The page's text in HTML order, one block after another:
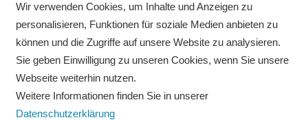
Wir verwenden Cookies, um Inhalte und Anzeigen zu
personalisieren, Funktionen für soziale Medien anbieten zu
können und die Zugriffe auf unsere Website zu analysieren.
Sie geben Einwilligung zu unseren Cookies, wenn Sie unsere
Webseite weiterhin nutzen.
Weitere Informationen finden Sie in unserer
Datenschutzerklärung